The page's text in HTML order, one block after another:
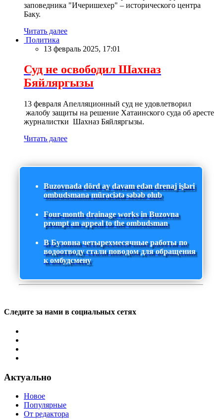
заповедника "Ичеришехер" – исторического центра
Баку.
Читать далее
Политика
13 февраль 2025, 17:01
Суд не освободил Шахназ
Бяйляргызы
13 февраля Апелляционный суд не удовлетворил
жалобу защиты на решение Хатаинского суда об аресте
журналистки Шахназ Бяйляргызы.
Читать далее
Buzovnada dörd ay davam edən drenaj işləri
ombudsmana müraciətə səbəb olub
Four-month drainage works in Buzovna
prompt an appeal to the ombudsman
В Бузовна четырехмесячные работы по
водоотводу стали поводом для обращения
к омбудсмену
Следите за нами в социальных сетях
Актуально
Новое
Популярные
От редактора